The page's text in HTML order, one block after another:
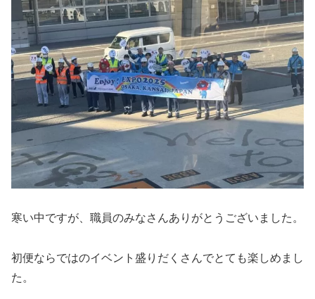
寒い中ですが、職員のみなさんありがとうございました。
初便ならではのイベント盛りだくさんでとても楽しめまし
た。